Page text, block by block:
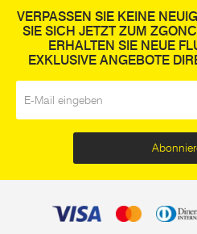
VERPASSEN SIE KEINE
SIE SICH JETZT ZUM
ERHALTEN SIE NEUE
EXKLUSIVE ANGEBOTE